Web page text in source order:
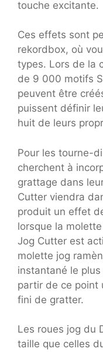
touche excitante.
Ces effets sont
rekordbox, où
types. Lors de la
de 9 000 motifs
peuvent être
puissent définir
huit de leurs
Pour les tourne-
cherchent à
grattage dans
Cutter viendra
produit un effet
lorsque la
Jog Cutter est
molette jog
instantané le
partir de ce point
fini de gratter.
Les roues jog du
taille que celles